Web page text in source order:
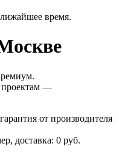
время.
проектам —
гарантия от производителя
доставка: 0 руб.